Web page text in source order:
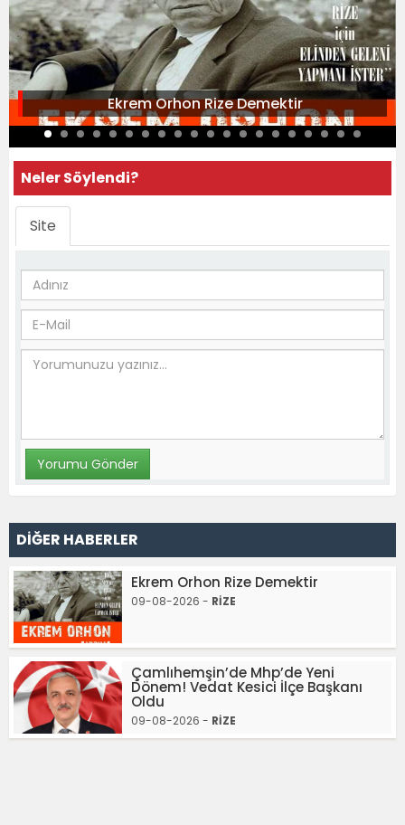
Ekrem Orhon Rize Demektir
Neler Söylendi?
Site
DİĞER HABERLER
Ekrem Orhon Rize Demektir
09-08-2026 - RİZE
Çamlıhemşin’de Mhp’de Yeni
Dönem! Vedat Kesici İlçe Başkanı
Oldu
09-08-2026 - RİZE